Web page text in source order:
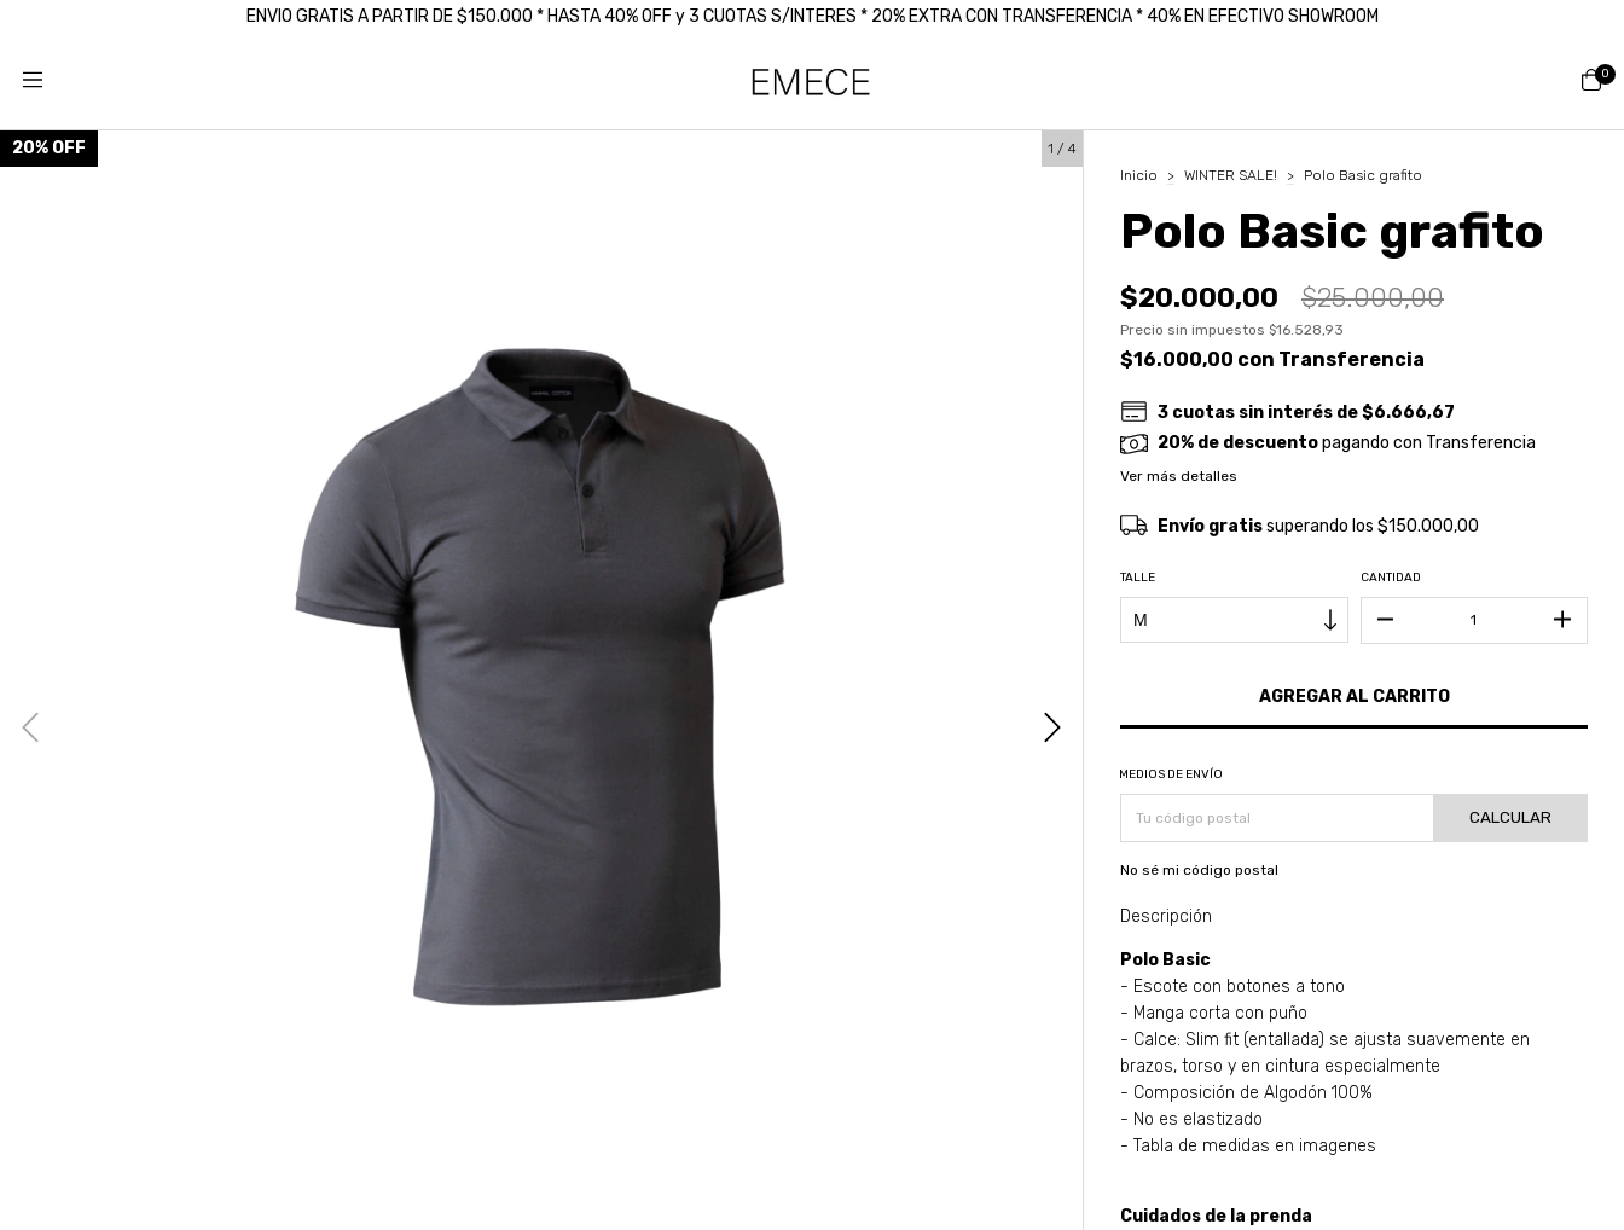
ENVIO GRATIS A PARTIR DE $150.000 * HASTA 40% OFF y 3 CUOTAS S/INTERES * 20% EXTRA CON TRANSFERENCIA * 40% EN EFECTIVO SHOWROOM
0
20% OFF 1 / 4
Inicio
> WINTER SALE! > Polo Basic grafito
Polo Basic grafito
$20.000,00 $25.000,00
Precio sin impuestos $16.528,93
$16.000,00 con Transferencia
3 cuotas sin interés de$6.666,67
20% de descuentopagando con Transferencia
Ver más detalles
Envío gratissuperando los$150.000,00
TALLE CANTIDAD
MEDIOS DE ENVÍO
CALCULAR
No sé mi código postal
Descripción
Polo Basic
- Escote con botones a tono
- Manga corta con puño
- Calce: Slim fit (entallada) se ajusta suavemente en
brazos, torso y en cintura especialmente
- Composición de Algodón 100%
- No es elastizado
- Tabla de medidas en imagenes
Cuidados de la prenda